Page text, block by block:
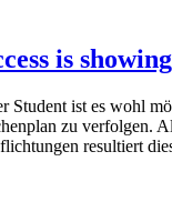
is
Student ist es wohl
zu verfolgen.
resultiert